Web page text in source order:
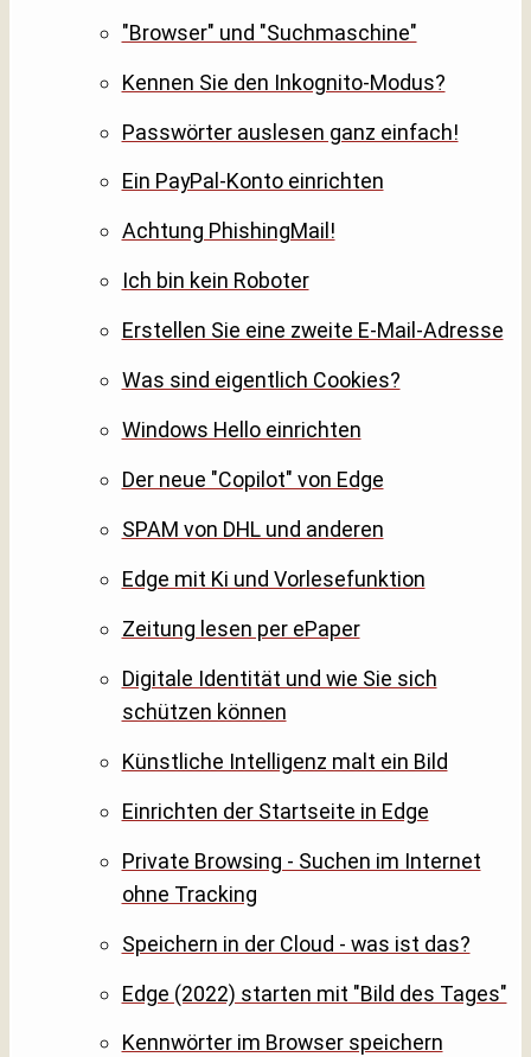
"Browser" und "Suchmaschine"
Kennen Sie den Inkognito-Modus?
Passwörter auslesen ganz einfach!
Ein PayPal-Konto einrichten
Achtung PhishingMail!
Ich bin kein Roboter
Erstellen Sie eine zweite E-Mail-Adresse
Was sind eigentlich Cookies?
Windows Hello einrichten
Der neue "Copilot" von Edge
SPAM von DHL und anderen
Edge mit Ki und Vorlesefunktion
Zeitung lesen per ePaper
Digitale Identität und wie Sie sich
schützen können
Künstliche Intelligenz malt ein Bild
Einrichten der Startseite in Edge
Private Browsing - Suchen im Internet
ohne Tracking
Speichern in der Cloud - was ist das?
Edge (2022) starten mit "Bild des Tages"
Kennwörter im Browser speichern